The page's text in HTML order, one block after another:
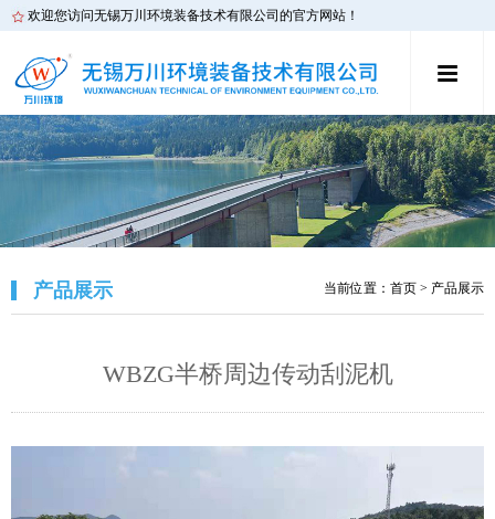
欢迎您访问无锡万川环境装备技术有限公司的官方网站！
产品展示 当前位置： 首页 > 产品展示
WBZG半桥周边传动刮泥机